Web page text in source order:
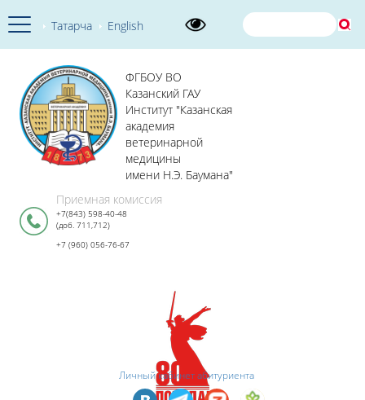
Татарча English
ФГБОУ ВО
Казанский ГАУ
Институт "Казанская
академия
ветеринарной
медицины
имени Н.Э. Баумана"
Приемная комиссия
+7(843) 598-40-48
(доб. 711,712)
+7 (960) 056-76-67
Личный кабинет абитуриента